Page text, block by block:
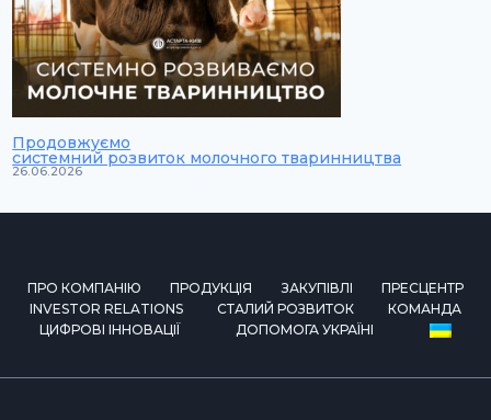
Продовжуємо
системний розвиток молочного тваринництва
26.06.2026
ПРО КОМПАНІЮ ПРОДУКЦІЯ ЗАКУПІВЛІ
ПРЕСЦЕНТР
INVESTOR RELATIONS
СТАЛИЙ РОЗВИТОК
КОМАНДА
ЦИФРОВІ ІННОВАЦІЇ
ДОПОМОГА УКРАЇНІ